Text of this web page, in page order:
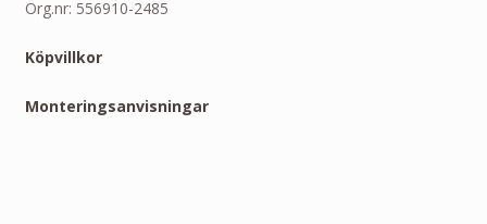
Org.nr: 556910-2485
Köpvillkor
Monteringsanvisningar